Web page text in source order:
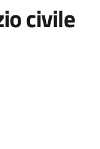
civile